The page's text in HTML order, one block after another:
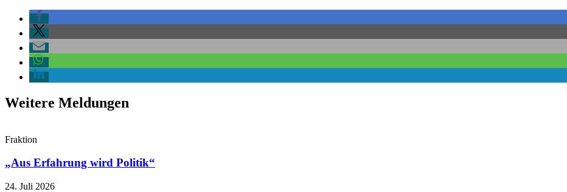
Weitere Meldungen
Fraktion
„Aus Erfahrung wird Politik“
24. Juli 2026